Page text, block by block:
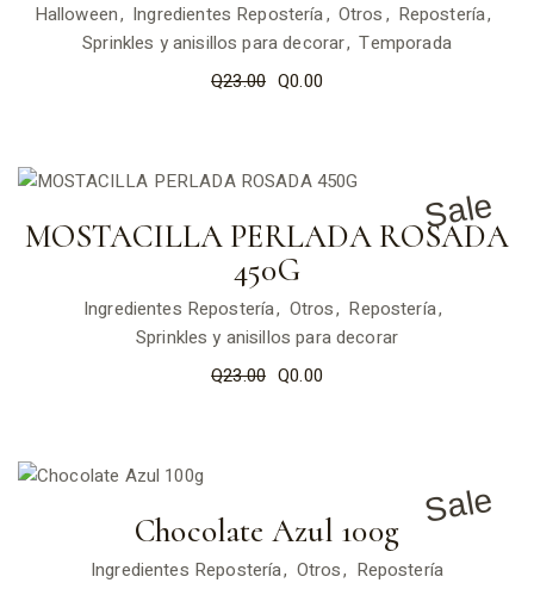
Halloween Ingredientes Repostería Otros
Repostería
Sprinkles y anisillos para decorar Temporada
Q23.00 Q0.00
Sale
MOSTACILLA PERLADA ROSADA
450G
Ingredientes Repostería Otros
Repostería
Sprinkles y anisillos para decorar
Q23.00 Q0.00
Sale
Chocolate Azul 100g
Ingredientes Repostería Otros
Repostería